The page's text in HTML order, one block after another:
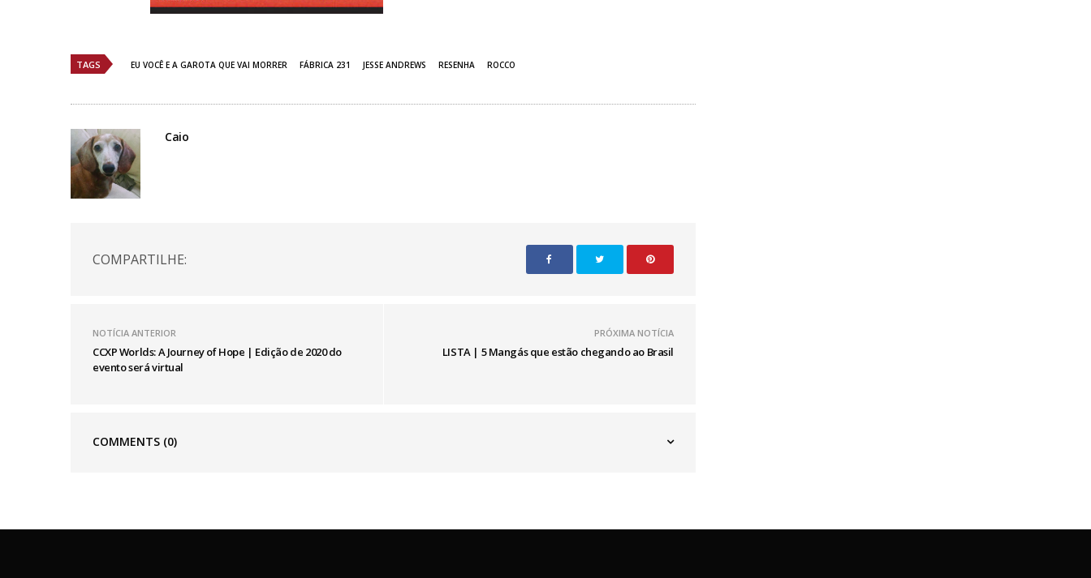
TAGS EU VOCÊ E A GAROTA QUE VAI MORRER FÁBRICA 231 JESSE ANDREWS RESENHA ROCCO
Caio
COMPARTILHE:
NOTÍCIA ANTERIOR
CCXP Worlds: A Journey of Hope | Edição de 2020 do
evento será virtual
PRÓXIMA NOTÍCIA
LISTA | 5 Mangás que estão chegando ao Brasil
COMMENTS (0)